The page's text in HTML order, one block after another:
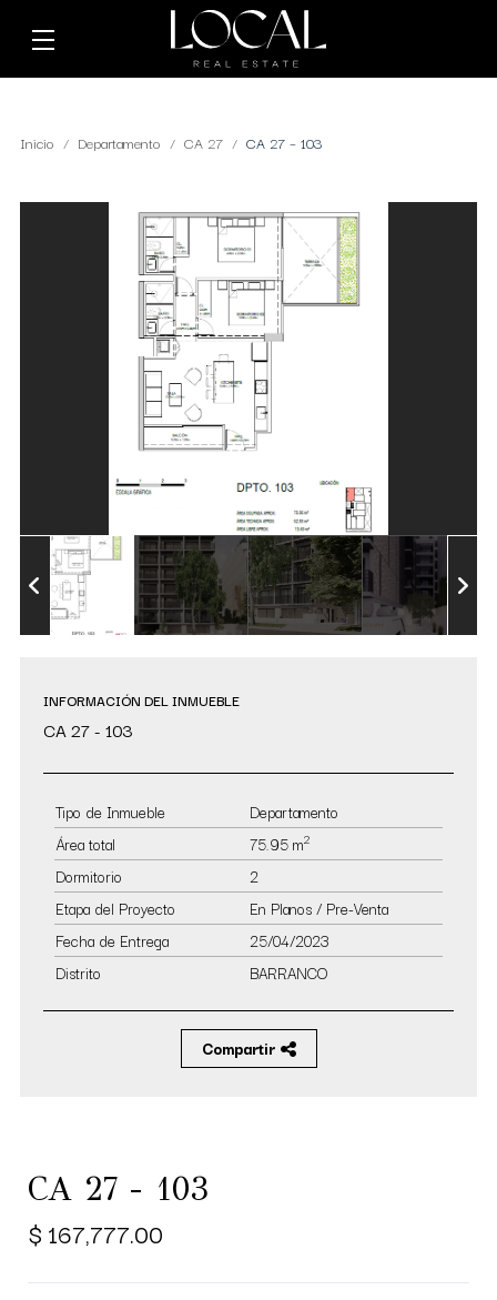
Inicio Departamento CA 27 CA 27 – 103
INFORMACIÓN DEL INMUEBLE
CA 27 - 103
Tipo de Inmueble
Departamento
Área total
75.95 m2
Dormitorio
2
Etapa del Proyecto
En Planos / Pre-Venta
Fecha de Entrega
25/04/2023
Distrito
BARRANCO
Compartir
CA 27 - 103
$ 167,777.00